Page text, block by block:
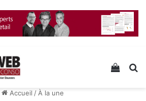
Voir
Accueil / À la une